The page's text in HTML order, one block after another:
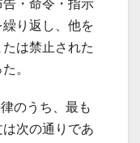
・命令・指示
り返し、他を
は禁止された
。
のうち、最も
次の通りであ